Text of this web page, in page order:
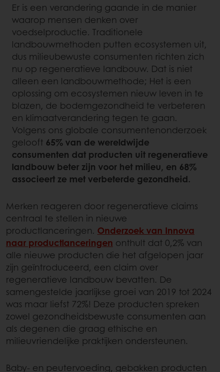
Er is een verandering gaande in de manier
waarop mensen denken over
voedselproductie. Traditionele
landbouwmethoden putten ecosystemen uit,
dus milieubewuste consumenten richten zich
nu op regeneratieve landbouw. Dat is niet
alleen een landbouwmethode; Het is een
oplossing om ecosystemen nieuw leven in te
blazen, de bodemgezondheid te verbeteren
en klimaatverandering tegen te gaan.
Volgens ons globale consumentenonderzoek
gelooft 65% van de wereldwijde
consumenten dat producten uit regeneratieve
landbouw beter zijn voor het milieu, en 68%
associeert ze met verbeterde gezondheid.
Merken reageren door regeneratieve claims
centraal te stellen in nieuwe
productlanceringen. Onderzoek van Innova
naar productlanceringen onthult dat 0,2% van
alle nieuwe producten die het afgelopen jaar
zijn geïntroduceerd, een claim over
regeneratieve landbouw bevatten. De
samengestelde jaarlijkse groei van 2019 tot 2024
was maar liefst 72%! Deze producten spreken
zowel gezondheidsbewuste consumenten aan
als degenen die graag ethische en
milieuvriendelijke praktijken ondersteunen.
Baby- en peutervoeding, gebakken producten